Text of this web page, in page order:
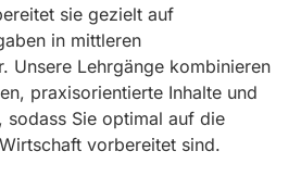
sie gezielt auf
in mittleren
Unsere Lehrgänge kombinieren
praxisorientierte Inhalte und
sodass Sie optimal auf die
vorbereitet sind.